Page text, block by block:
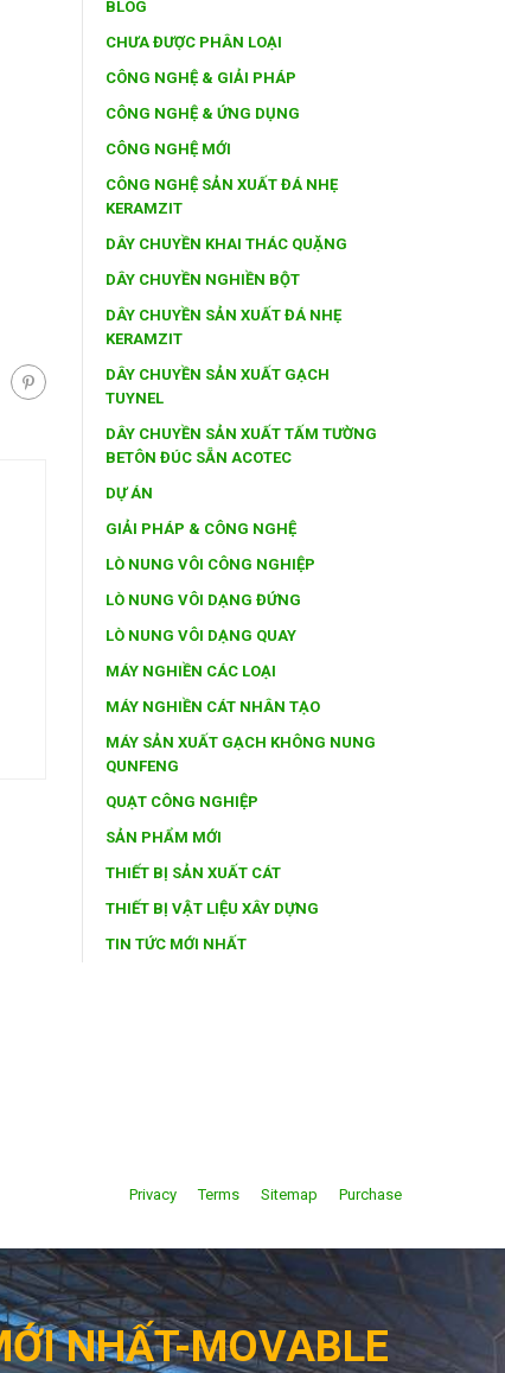
BLOG
CHƯA ĐƯỢC PHÂN LOẠI
CÔNG NGHỆ & GIẢI PHÁP
CÔNG NGHỆ & ỨNG DỤNG
CÔNG NGHỆ MỚI
CÔNG NGHỆ SẢN XUẤT ĐÁ NHẸ
KERAMZIT
DÂY CHUYỀN KHAI THÁC QUẶNG
DÂY CHUYỀN NGHIỀN BỘT
DÂY CHUYỀN SẢN XUẤT ĐÁ NHẸ
KERAMZIT
DÂY CHUYỀN SẢN XUẤT GẠCH
TUYNEL
DÂY CHUYỀN SẢN XUẤT TẤM TƯỜNG
BETÔN ĐÚC SẴN ACOTEC
DỰ ÁN
GIẢI PHÁP & CÔNG NGHỆ
LÒ NUNG VÔI CÔNG NGHIỆP
LÒ NUNG VÔI DẠNG ĐỨNG
LÒ NUNG VÔI DẠNG QUAY
MÁY NGHIỀN CÁC LOẠI
MÁY NGHIỀN CÁT NHÂN TẠO
MÁY SẢN XUẤT GẠCH KHÔNG NUNG
QUNFENG
QUẠT CÔNG NGHIỆP
SẢN PHẨM MỚI
THIẾT BỊ SẢN XUẤT CÁT
THIẾT BỊ VẬT LIỆU XÂY DỰNG
TIN TỨC MỚI NHẤT
Privacy Terms Sitemap Purchase
NHẤT-MOVABLE